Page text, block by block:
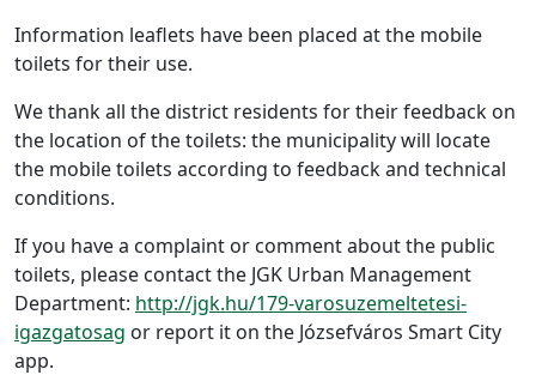
Information leaflets have been placed at the mobile
toilets for their use.
We thank all the district residents for their feedback on
the location of the toilets: the municipality will locate
the mobile toilets according to feedback and technical
conditions.
If you have a complaint or comment about the public
toilets, please contact the JGK Urban Management
Department: http://jgk.hu/179-varosuzemeltetesi-
igazgatosag or report it on the Józsefváros Smart City
app.